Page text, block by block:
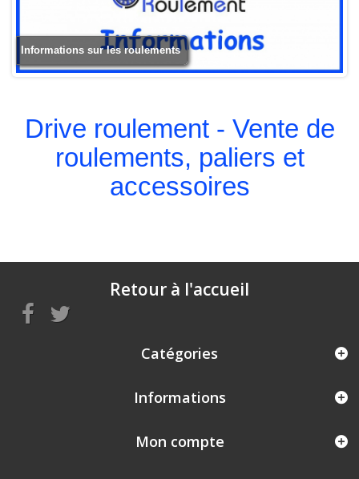
Informations sur les roulements
Drive roulement - Vente de
roulements, paliers et
accessoires
Retour à l'accueil
Catégories
Informations
Mon compte